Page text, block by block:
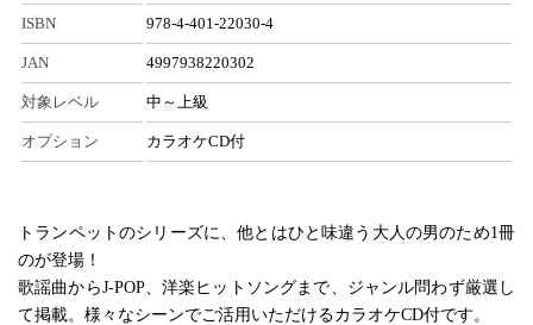
ISBN 978-4-401-22030-4
JAN 4997938220302
対象レベル 中～上級
オプション カラオケCD付
トランペットのシリーズに、他とはひと味違う大人の男のため1冊
のが登場！
歌謡曲からJ-POP、洋楽ヒットソングまで、ジャンル問わず厳選し
て掲載。様々なシーンでご活用いただけるカラオケCD付です。